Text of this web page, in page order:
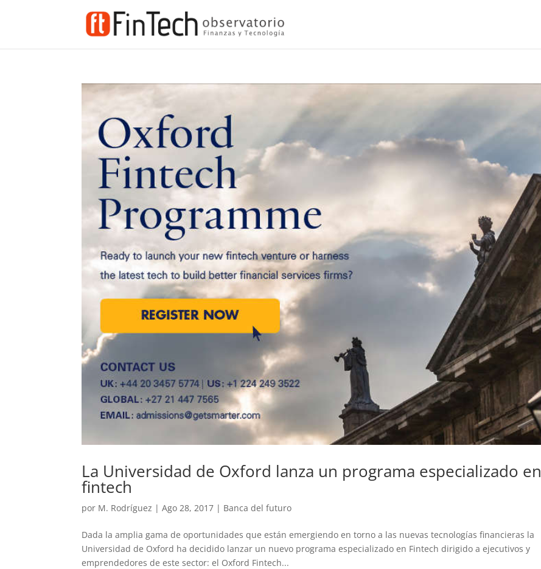
La Universidad de Oxford lanza un programa especializado en
fintech
por M. Rodríguez |Ago 28, 2017 | Banca del futuro
Dada la amplia gama de oportunidades que están emergiendo en torno a las nuevas tecnologías financieras la
Universidad de Oxford ha decidido lanzar un nuevo programa especializado en Fintech dirigido a ejecutivos y
emprendedores de este sector: el Oxford Fintech...